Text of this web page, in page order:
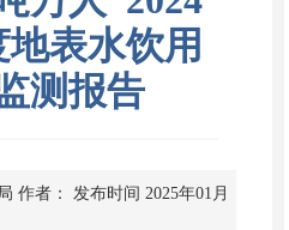
表水饮用
测报告
作者： 发布时间 2025年01月